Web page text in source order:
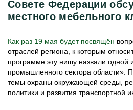
Совете Федерации
местного мебельного
Как раз 19 мая будет посвящён
отраслей региона, к которым
программе эту нишу назвали одной
промышленного сектора области».
темы охраны окружающей среды,
политики и развития транспортной